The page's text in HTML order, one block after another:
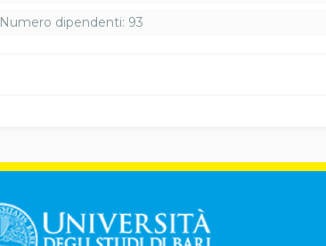
Numero dipendenti: 93